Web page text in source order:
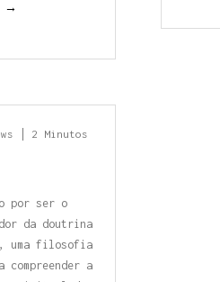
→
2 Minutos
por ser o
da doutrina
uma filosofia
compreender a